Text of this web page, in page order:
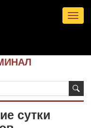
сутки